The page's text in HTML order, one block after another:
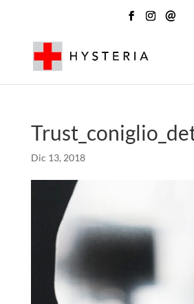
@
Dic 13, 2018